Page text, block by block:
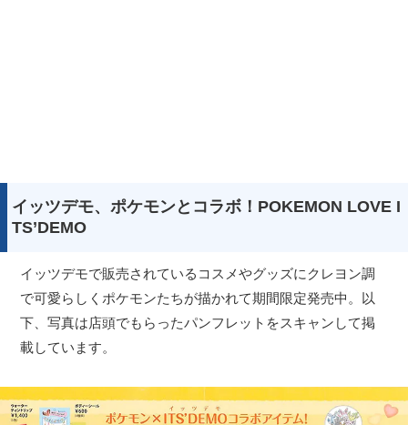
イッツデモ、ポケモンとコラボ！POKEMON LOVE I
TS’DEMO
イッツデモで販売されているコスメやグッズにクレヨン調
で可愛らしくポケモンたちが描かれて期間限定発売中。以
下、写真は店頭でもらったパンフレットをスキャンして掲
載しています。